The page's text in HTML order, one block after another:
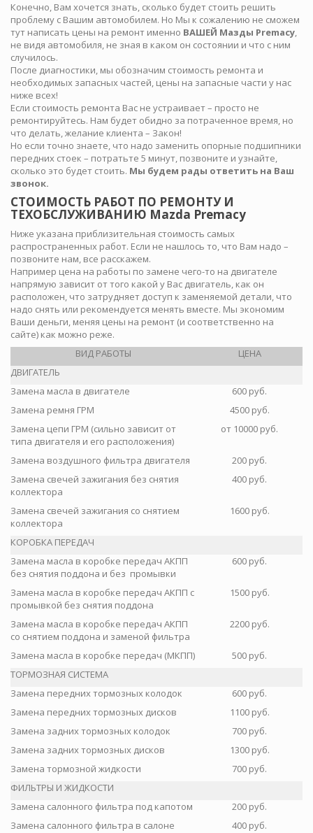
Конечно, Вам хочется знать, сколько будет стоить решить
проблему с Вашим автомобилем. Но Мы к сожалению не сможем
тут написать цены на ремонт именно ВАШЕЙ Мазды Premacy,
не видя автомобиля, не зная в каком он состоянии и что с ним
случилось.
После диагностики, мы обозначим стоимость ремонта и
необходимых запасных частей, цены на запасные части у нас
ниже всех!
Если стоимость ремонта Вас не устраивает – просто не
ремонтируйтесь. Нам будет обидно за потраченное время, но
что делать, желание клиента – Закон!
Но если точно знаете, что надо заменить опорные подшипники
передних стоек – потратьте 5 минут, позвоните и узнайте,
сколько это будет стоить. Мы будем рады ответить на Ваш
звонок.
СТОИМОСТЬ РАБОТ ПО РЕМОНТУ И
ТЕХОБСЛУЖИВАНИЮ Mazda Premacy
Ниже указана приблизительная стоимость самых
распространенных работ. Если не нашлось то, что Вам надо –
позвоните нам, все расскажем.
Например цена на работы по замене чего-то на двигателе
напрямую зависит от того какой у Вас двигатель, как он
расположен, что затрудняет доступ к заменяемой детали, что
надо снять или рекомендуется менять вместе. Мы экономим
Ваши деньги, меняя цены на ремонт (и соответственно на
сайте) как можно реже.
ВИД РАБОТЫ
ЦЕНА
ДВИГАТЕЛЬ
Замена масла в двигателе
600 руб.
Замена ремня ГРМ
4500 руб.
Замена цепи ГРМ (сильно зависит от
типа двигателя и его расположения)
от 10000 руб.
Замена воздушного фильтра двигателя
200 руб.
Замена свечей зажигания без снятия
коллектора
400 руб.
Замена свечей зажигания со снятием
коллектора
1600 руб.
КОРОБКА ПЕРЕДАЧ
Замена масла в коробке передач АКПП
без снятия поддона и без промывки
600 руб.
Замена масла в коробке передач АКПП с
промывкой без снятия поддона
1500 руб.
Замена масла в коробке передач АКПП
со снятием поддона и заменой фильтра
2200 руб.
Замена масла в коробке передач (МКПП)
500 руб.
ТОРМОЗНАЯ СИСТЕМА
Замена передних тормозных колодок
600 руб.
Замена передних тормозных дисков
1100 руб.
Замена задних тормозных колодок
700 руб.
Замена задних тормозных дисков
1300 руб.
Замена тормозной жидкости
700 руб.
ФИЛЬТРЫ И ЖИДКОСТИ
Замена салонного фильтра под капотом
200 руб.
Замена салонного фильтра в салоне
400 руб.